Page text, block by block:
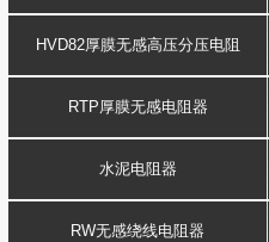
HVD82厚膜无感高压分压电阻
RTP厚膜无感电阻器
水泥电阻器
RW无感绕线电阻器